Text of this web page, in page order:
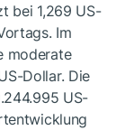
bei 1,269 US-
Im
moderate
Dollar. Die
US-